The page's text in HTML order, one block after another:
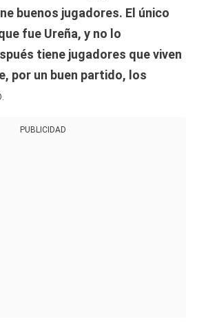
buenos jugadores. El único
fue Ureña, y no lo
tiene jugadores que viven
por un buen partido, los
PUBLICIDAD